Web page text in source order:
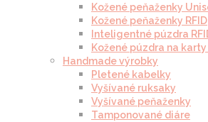
Kožené peňaženky
Kožené peňaženky RFID
Inteligentné púzdra
Kožené púzdra na karty
Handmade výrobky
Pletené kabelky
Vyšívané ruksaky
Vyšívané peňaženky
Tamponované diáre